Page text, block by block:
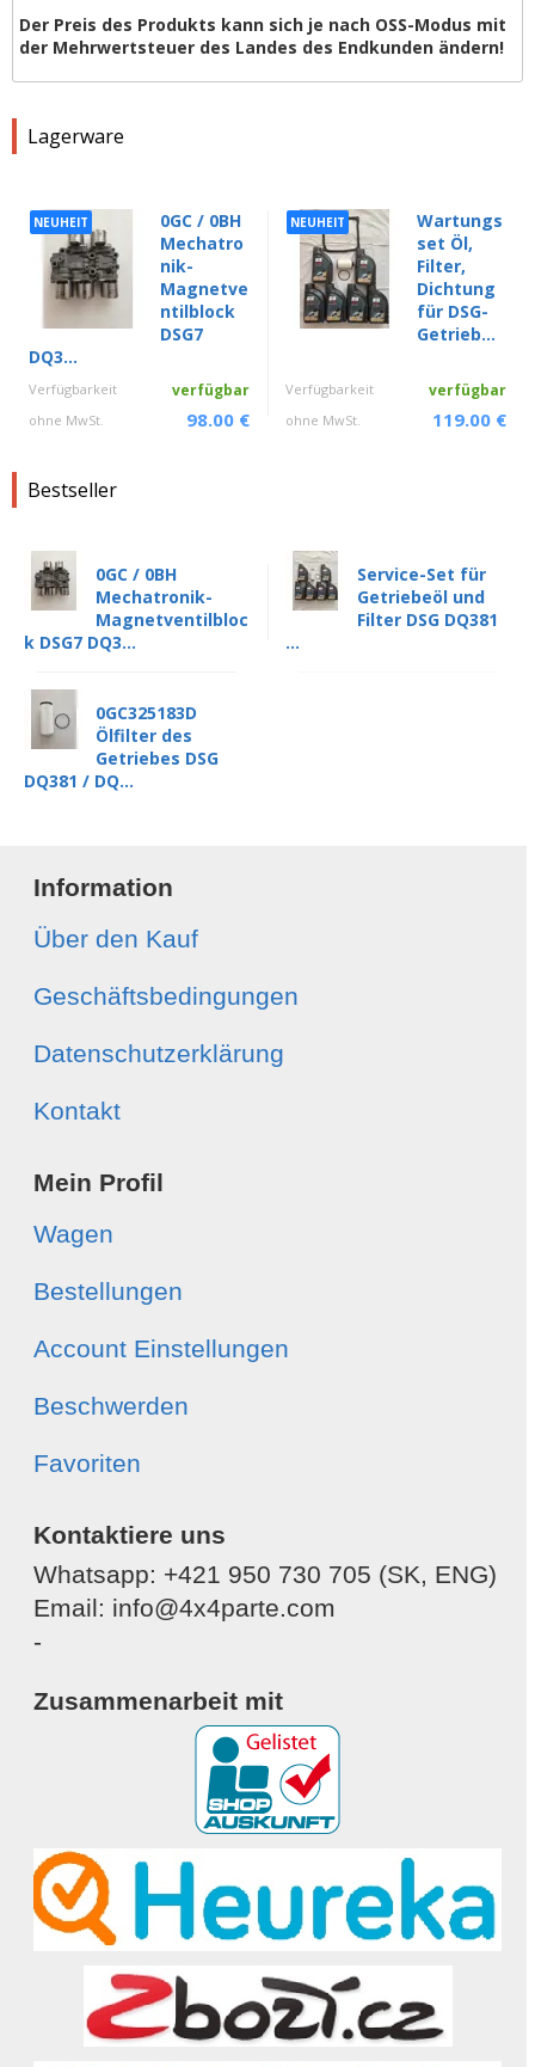
Lagerware
NEUHEIT
0GC / 0BH
Mechatro
nik-
Magnetve
ntilblock
DSG7
DQ3...
Verfügbarkeit verfügbar
ohne MwSt. 98.00 €
NEUHEIT
Wartungs
set Öl,
Filter,
Dichtung
für DSG-
Getrieb...
Verfügbarkeit verfügbar
ohne MwSt. 119.00 €
Bestseller
0GC / 0BH
Mechatronik-
Magnetventilbloc
k DSG7 DQ3...
Service-Set für
Getriebeöl und
Filter DSG DQ381
...
0GC325183D
Ölfilter des
Getriebes DSG
DQ381 / DQ...
Der Preis des Produkts kann sich je nach OSS-Modus mit
der Mehrwertsteuer des Landes des Endkunden ändern!
Information
Über den Kauf
Geschäftsbedingungen
Datenschutzerklärung
Kontakt
Mein Profil
Wagen
Bestellungen
Account Einstellungen
Beschwerden
Favoriten
Kontaktiere uns
Whatsapp: +421 950 730 705 (SK, ENG)
Email: info@4x4parte.com
-
Zusammenarbeit mit